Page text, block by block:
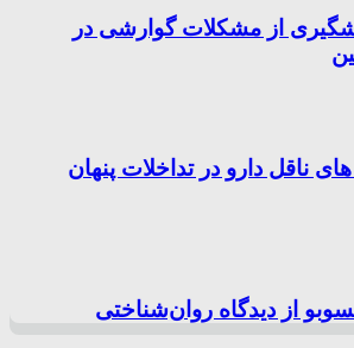
از مشکلات گوارشی در
ناقل دارو در تداخلات پنهان
از دیدگاه روان‌شناختی